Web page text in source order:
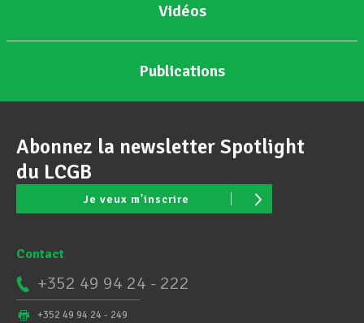
Vidéos
Publications
Abonnez la newsletter Spotlight
du LCGB
Je veux m'inscrire
Contact
+352 49 94 24 - 222
+352 49 94 24 - 249